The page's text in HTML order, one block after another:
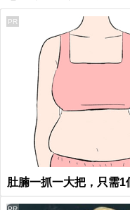
肚腩一抓一大把，只需1
PR